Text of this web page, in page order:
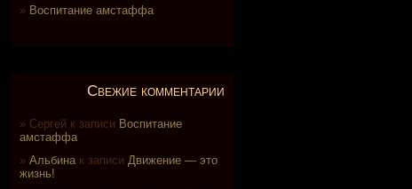
Воспитание амстаффа
Свежие комментарии
Сергей к записи Воспитание
амстаффа
Альбина к записи Движение — это
жизнь!